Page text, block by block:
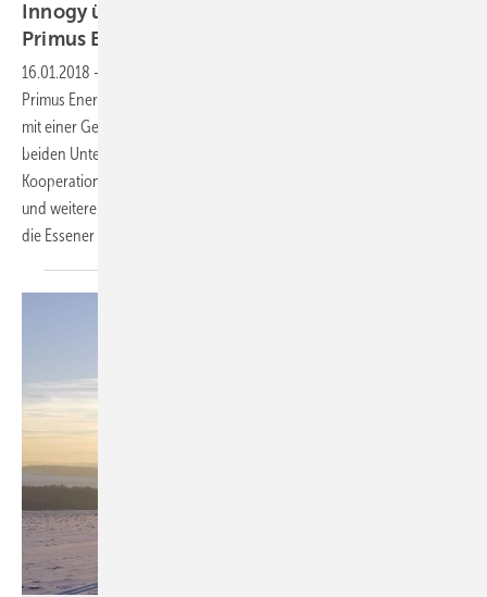
Innogy übernimmt 400 MW Windprojekte von
Primus Energie
16.01.2018 -
Primus Energie GmbH deren Onshore-Windenergieprojektpipeline
mit einer Gesamtkapazität von 400 Megawatt übernommen. Die
beiden Unternehmen unterzeichneten eine
Kooperationsvereinbarung, vereinbarten aber über den Kaufpreis
und weitere Vertragsdetails Stillschweigen. Auch international wollen
die Essener